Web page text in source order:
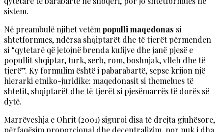
sistem.
Në preambulë njihet vetëm populli maqedonas si
shtetformues, ndërsa shqiptarët dhe të tjerët përmenden
si “qytetarë që jetojnë brenda kufijve dhe janë pjesë e
popullit shqiptar, turk, serb, rom, boshnjak, vlleh dhe të
tjerë”. Ky formulim është i pabarabartë, sepse krijon një
hierarki etniko-juridike: maqedonasit si themelues të
shtetit, shqiptarët dhe të tjerët si pjesëmarrës të dorës së
dytë.
Marrëveshja e Ohrit (2001) siguroi disa të drejta gjuhësore,
përfaqësim proporcional dhe decentralizim, por nuk i dha